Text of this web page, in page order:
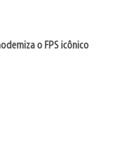
o FPS icônico